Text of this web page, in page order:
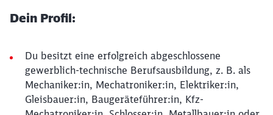
Dein Profil:
Du besitzt eine erfolgreich abgeschlossene
gewerblich-technische Berufsausbildung, z. B. als
Mechaniker:in, Mechatroniker:in, Elektriker:in,
Gleisbauer:in, Baugeräteführer:in, Kfz-